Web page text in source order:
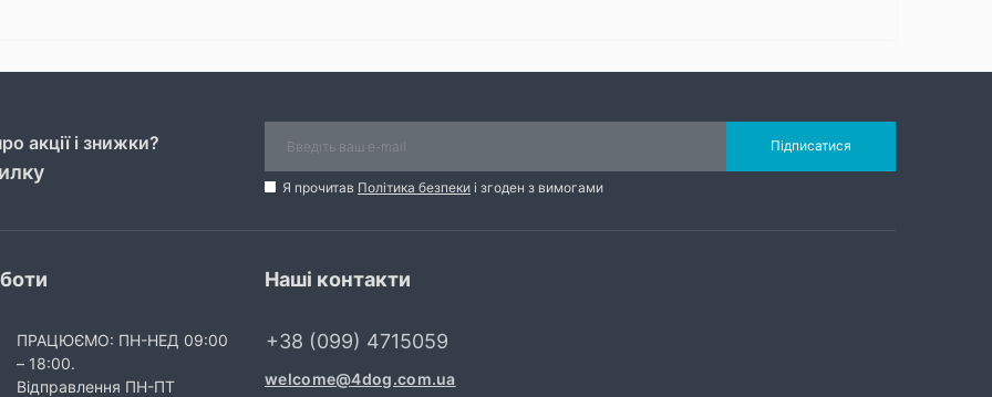
акції і знижки? Підписатися
Я прочитав Політика безпеки і згоден з вимогами
ПРАЦЮЄМО: ПН-НЕД 09:00
– 18:00.
Відправлення ПН-ПТ
Наші контакти
+38 (099) 4715059
welcome@4dog.com.ua